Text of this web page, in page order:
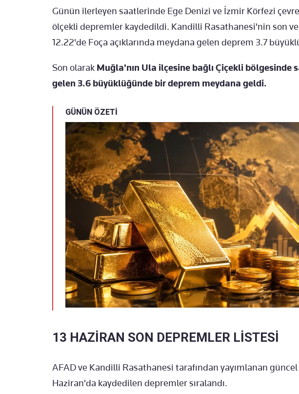
Günün ilerleyen saatlerinde Ege Denizi ve İzmir Körfezi
ölçekli depremler kaydedildi. Kandilli Rasathanesi'nin son
12.22'de Foça açıklarında meydana gelen deprem 3.7
Son olarak Muğla'nın Ula ilçesine bağlı Çiçekli bölgesinde
gelen 3.6 büyüklüğünde bir deprem meydana geldi.
GÜNÜN ÖZETİ
13 HAZİRAN SON DEPREMLER LİSTESİ
AFAD ve Kandilli Rasathanesi tarafından yayımlanan
Haziran'da kaydedilen depremler sıralandı.